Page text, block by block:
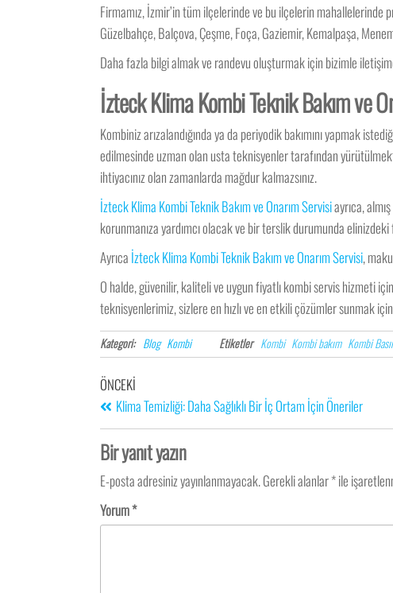
Firmamız, İzmir’in tüm ilçelerinde ve bu ilçelerin mahallelerinde
Güzelbahçe, Balçova, Çeşme, Foça, Gaziemir, Kemalpaşa,
Daha fazla bilgi almak ve randevu oluşturmak için bizimle
İzteck Klima Kombi Teknik Bakım ve
Kombiniz arızalandığında ya da periyodik bakımını yapmak
edilmesinde uzman olan usta teknisyenler tarafından
ihtiyacınız olan zamanlarda mağdur kalmazsınız.
İzteck Klima Kombi Teknik Bakım ve Onarım Servisiayrıca,
korunmanıza yardımcı olacak ve bir terslik durumunda
Ayrıca İzteck Klima Kombi Teknik Bakım ve Onarım Servisi,
O halde, güvenilir, kaliteli ve uygun fiyatlı kombi servis hizmeti için
teknisyenlerimiz, sizlere en hızlı ve en etkili çözümler sunmak
Kategori: Blog Kombi Etiketler Kombi Kombi bakım Kombi
ÖNCEKI
Klima Temizliği: Daha Sağlıklı Bir İç Ortam İçin Öneriler
Bir yanıt yazın
E-posta adresiniz yayınlanmayacak.Gerekli alanlar*ile
Yorum*